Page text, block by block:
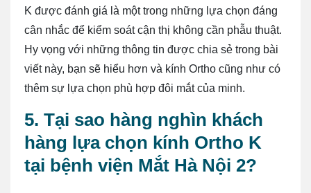
K được đánh giá là một trong những lựa chọn đáng
cân nhắc để kiểm soát cận thị không cần phẫu thuật.
Hy vọng với những thông tin được chia sẻ trong bài
viết này, bạn sẽ hiểu hơn và kính Ortho cũng như có
thêm sự lựa chọn phù hợp đôi mắt của minh.
5. Tại sao hàng nghìn khách
hàng lựa chọn kính Ortho K
tại bệnh viện Mắt Hà Nội 2?